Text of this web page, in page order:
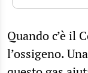
Quando c’è il
l’ossigeno.